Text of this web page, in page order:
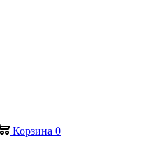
Корзина 0